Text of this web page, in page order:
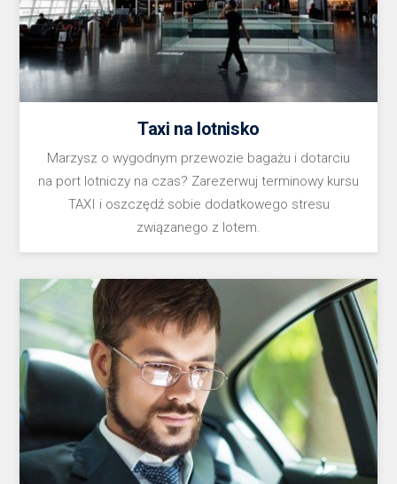
Taxi na lotnisko
Marzysz o wygodnym przewozie bagażu i dotarciu
na port lotniczy na czas? Zarezerwuj terminowy kursu
TAXI i oszczędź sobie dodatkowego stresu
związanego z lotem.